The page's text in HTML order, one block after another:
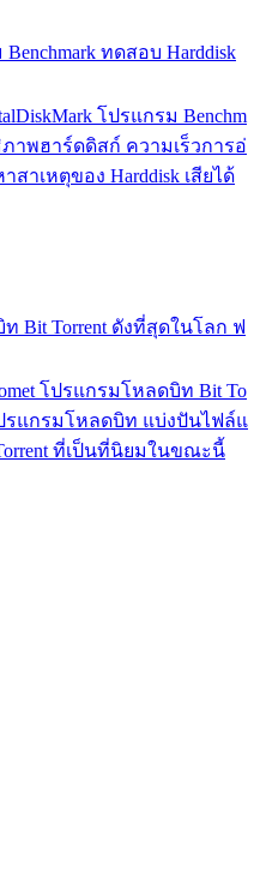
ทดสอบ Harddisk
โปรแกรม Benchm
าพฮาร์ดดิสก์ ความเร็วการอ่
สาเหตุของ Harddisk เสียได้
Bit Torrent ดังที่สุดในโลก ฟ
โปรแกรมโหลดบิท Bit To
รแกรมโหลดบิท แบ่งปันไฟล์แ
ที่เป็นที่นิยมในขณะนี้